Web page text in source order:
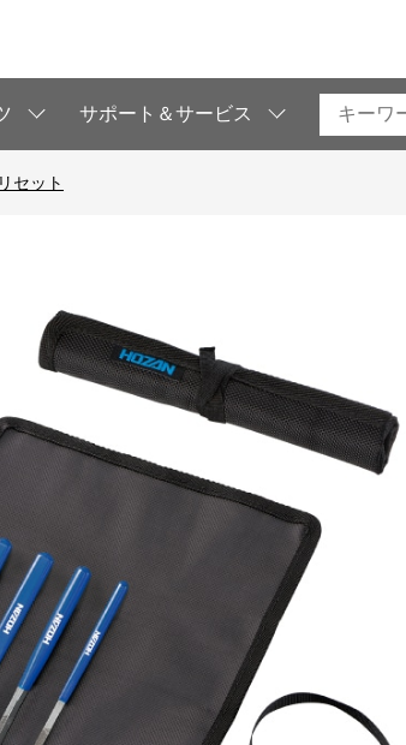
サポート＆サービス
セット